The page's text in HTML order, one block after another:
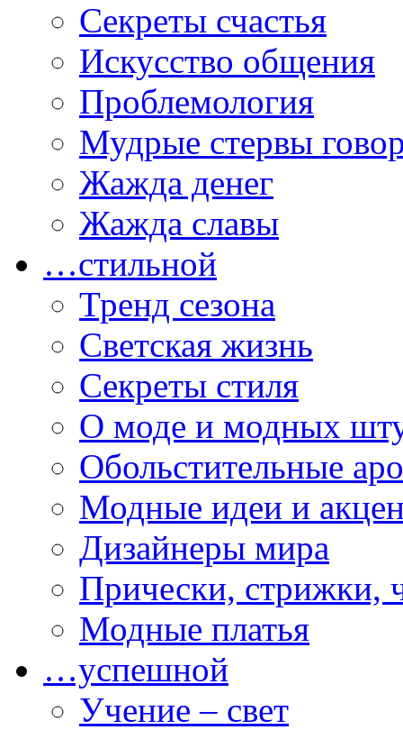
Секреты счастья
Искусство общения
Проблемология
Мудрые стервы
Жажда денег
Жажда славы
…стильной
Тренд сезона
Светская жизнь
Секреты стиля
О моде и модных
Обольстительные
Модные идеи и
Дизайнеры мира
Прически, стрижки,
Модные платья
…успешной
Учение – свет